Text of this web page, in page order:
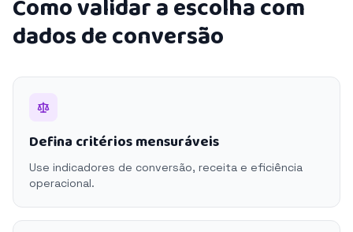
Como validar a escolha com
dados de conversão
Defina critérios mensuráveis
Use indicadores de conversão, receita e eficiência
operacional.